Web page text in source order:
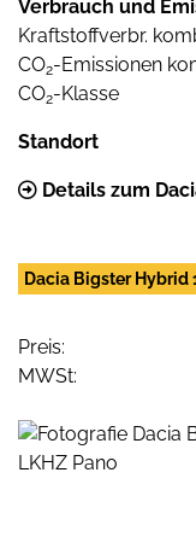
Verbrauch und
Kraftstoffverbr.
CO2-Emissionen
CO2-Klasse
Standort
Details zum
Dacia Bigster Hybrid
Preis:
MWSt: